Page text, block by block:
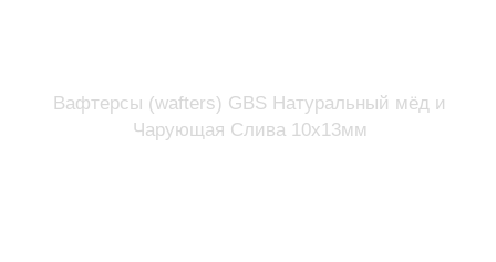
Вафтерсы (wafters) GBS Натуральный мёд и
Чарующая Слива 10x13мм